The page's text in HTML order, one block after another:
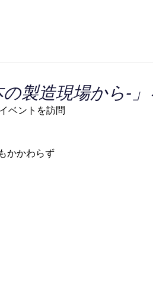
の製造現場から-
ベントを訪問
かかわらず